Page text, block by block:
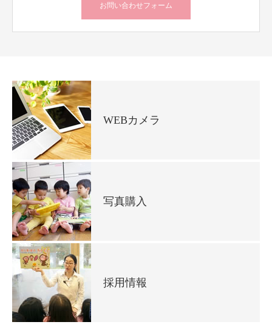
お問い合わせフォーム
WEBカメラ
写真購入
採用情報